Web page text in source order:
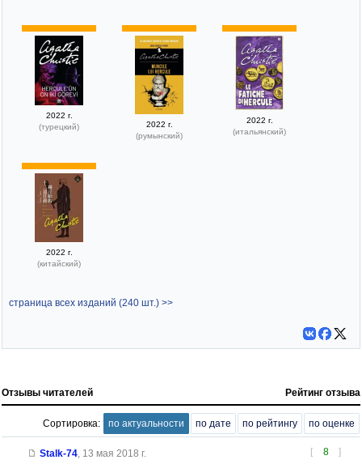
2022 г.
(турецкий)
2022 г.
(румынский)
2022 г.
(итальянский)
2022 г.
(китайский)
страница всех изданий (240 шт.) >>
Отзывы читателей Рейтинг отзыва
Сортировка: по актуальности по дате по рейтингу по оценке
[ 8 ]
Stalk-74, 13 мая 2018 г.